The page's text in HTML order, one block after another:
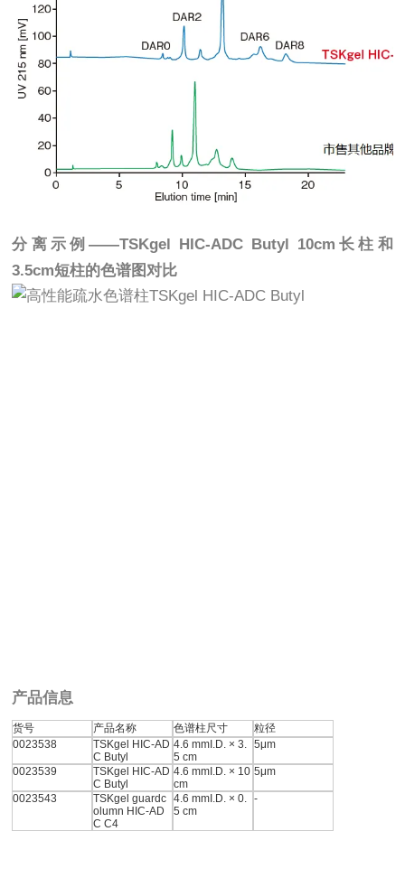
分离示例——TSKgel HIC-ADC Butyl 10cm长柱和
3.5cm短柱的色谱图对比
产品信息
货号 产品名称 色谱柱尺寸
粒径
0023538
TSKgel HIC-AD
C Butyl
4.6 mmI.D. × 3.
5 cm
5μm
0023539
TSKgel HIC-AD
C Butyl
4.6 mmI.D. × 10
cm
5μm
0023543
TSKgel guardc
olumn HIC-AD
C C4
4.6 mmI.D. × 0.
5 cm
-